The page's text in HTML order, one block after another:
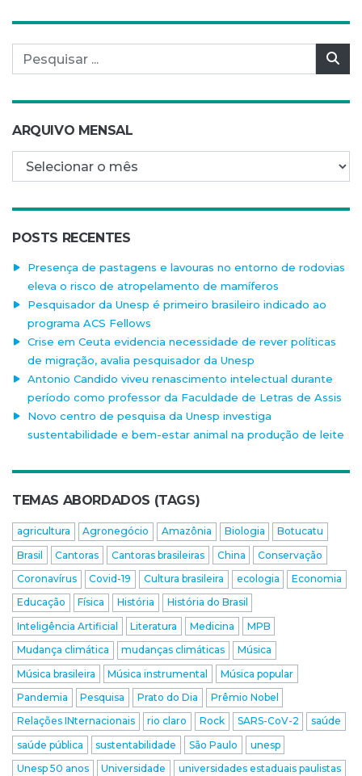
Pesquisar por:
ARQUIVO MENSAL
Arquivo mensal
POSTS RECENTES
Presença de pastagens e lavouras no entorno de rodovias
eleva o risco de atropelamento de mamíferos
Pesquisador da Unesp é primeiro brasileiro indicado ao
programa ACS Fellows
Crise em Ceuta evidencia necessidade de rever políticas
de migração, avalia pesquisador da Unesp
Antonio Candido viveu renascimento intelectual durante
período como professor da Faculdade de Letras de Assis
Novo centro de pesquisa da Unesp investiga
sustentabilidade e bem-estar animal na produção de leite
TEMAS ABORDADOS (TAGS)
agricultura Agronegócio Amazônia Biologia
Botucatu
Brasil
Cantoras Cantoras brasileiras China
Conservação
Coronavírus
Covid-19 Cultura brasileira ecologia
Economia
Educação
Física História
História do Brasil
Inteligência Artificial
Literatura Medicina
MPB
Mudança climática
mudanças climáticas
Música
Música brasileira
Música instrumental
Música popular
Pandemia
Pesquisa Prato do Dia
Prêmio Nobel
Relações INternacionais
rio claro Rock SARS-CoV-2
saúde
saúde pública
sustentabilidade São Paulo
unesp
Unesp 50 anos
Universidade universidades estaduais paulistas